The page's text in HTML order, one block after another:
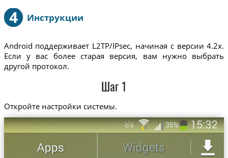
4 Инструкции
Android поддерживает L2TP/IPsec, начиная с версии 4.2x.
Если у вас более старая версия, вам нужно выбрать
другой протокол.
Шаг 1
Откройте настройки системы.